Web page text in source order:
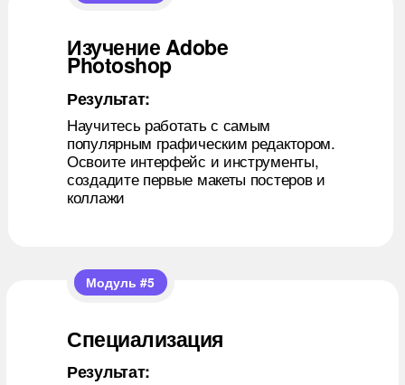
Результат:
Изучение Adobe
Photoshop
Научитесь работать с самым
популярным графическим редактором.
Освоите интерфейс и инструменты,
создадите первые макеты постеров и
коллажи
Результат:
Специализация
Модуль #5
+